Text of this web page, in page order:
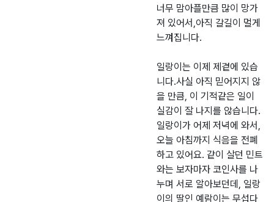
너무 맘아플만큼 많이 망가
져 있어서,아직 갈길이 멀게
느껴집니다.
일랑이는 이제 제곁에 있습
니다.사실 아직 믿어지지 않
을 만큼, 이 기적같은 일이
실감이 잘 나지를 않습니다.
일랑이가 어제 저녁에 와서,
오늘 아침까지 식음을 전폐
하고 있어요. 같이 살던 민트
와는 보자마자 코인사를 나
누며 서로 알아보던데, 일랑
이의 딸인 예람이는 무섭다